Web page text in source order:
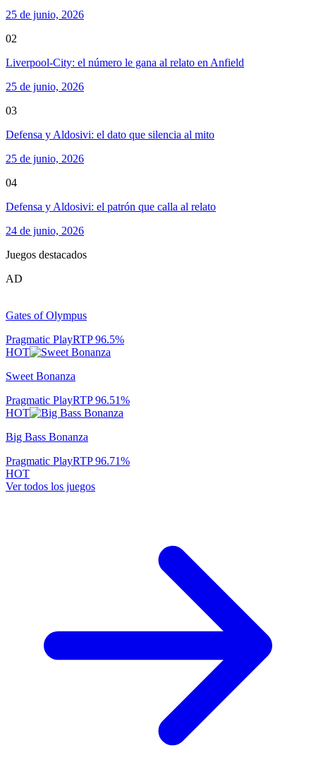
25 de junio, 2026
02
Liverpool-City: el número le gana al relato en Anfield
25 de junio, 2026
03
Defensa y Aldosivi: el dato que silencia al mito
25 de junio, 2026
04
Defensa y Aldosivi: el patrón que calla al relato
24 de junio, 2026
Juegos destacados
AD
Gates of Olympus
Pragmatic PlayRTP96.5%
HOT
Sweet Bonanza
Pragmatic PlayRTP96.51%
HOT
Big Bass Bonanza
Pragmatic PlayRTP96.71%
HOT
Ver todos los juegos